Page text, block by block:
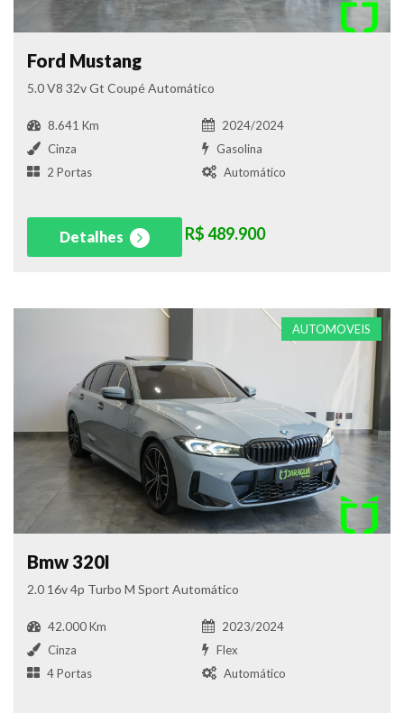
Ford Mustang
5.0 V8 32v Gt Coupé Automático
8.641 Km
2024/2024
Cinza
Gasolina
2 Portas
Automático
Detalhes R$ 489.900
AUTOMOVEIS
Bmw 320I
2.0 16v 4p Turbo M Sport Automático
42.000 Km
2023/2024
Cinza
Flex
4 Portas
Automático